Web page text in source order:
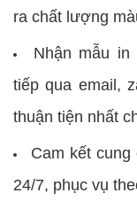
ra chất lượng
Nhận mẫu
tiếp qua email,
thuận tiện nhất
Cam kết
24/7, phục vụ